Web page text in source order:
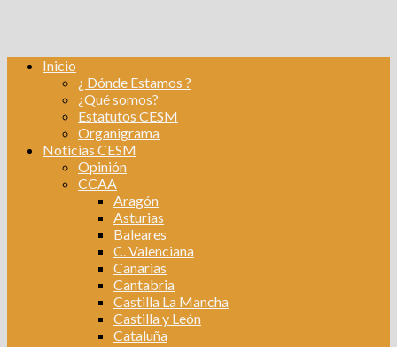
Inicio
¿ Dónde Estamos ?
¿Qué somos?
Estatutos CESM
Organigrama
Noticias CESM
Opinión
CCAA
Aragón
Asturias
Baleares
C. Valenciana
Canarias
Cantabria
Castilla La Mancha
Castilla y León
Cataluña